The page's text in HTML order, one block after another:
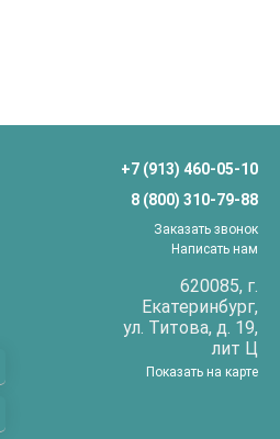
+7 (913) 460-05-10
8 (800) 310-79-88
Заказать звонок
Написать нам
620085, г.
Екатеринбург,
ул. ​Титова, д. 19,
лит Ц
Показать на карте